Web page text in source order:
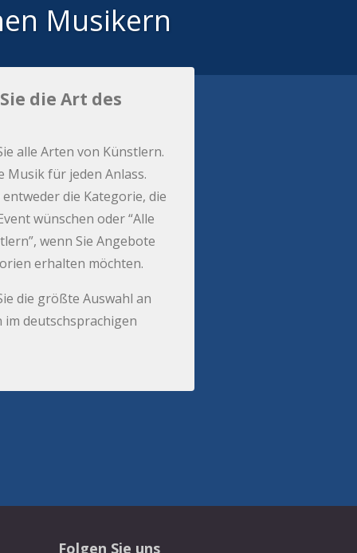
Musikern
die Art des
alle Arten von Künstlern.
Musik für jeden Anlass.
die Kategorie, die
wünschen oder “Alle
wenn Sie Angebote
erhalten möchten.
die größte Auswahl an
deutschsprachigen
Folgen Sie uns